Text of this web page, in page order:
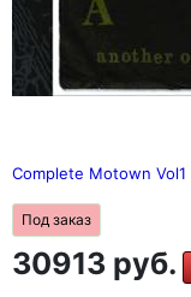
Complete Motown Vol1
Под заказ
30913 руб.